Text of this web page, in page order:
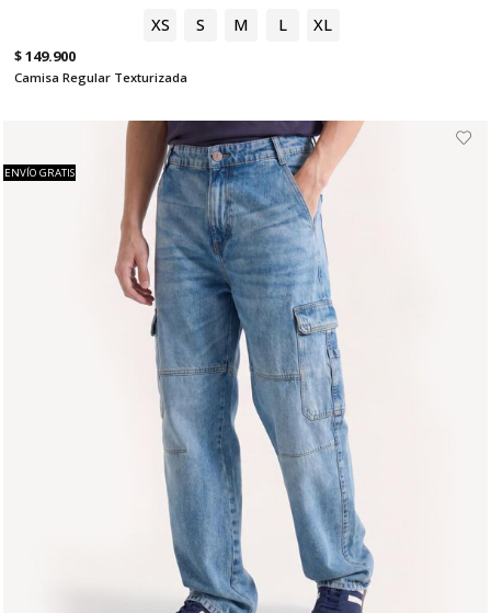
XS S M L XL
$ 149.900
Camisa Regular Texturizada
ENVÍO GRATIS